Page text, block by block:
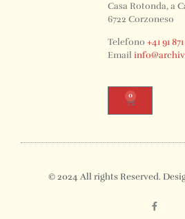
Casa Rotonda, a
6722 Corzoneso
Telefono+41 91
Email
0
© 2024 All rights Reserved.